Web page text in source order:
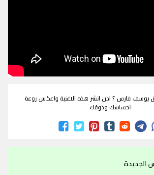
فارس ؟ اذن انشر هذه الاغنية واعكس روعة
احساسك وذوقك
الجديدة